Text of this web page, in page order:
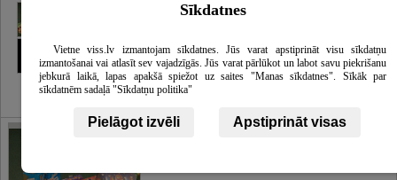
Sīkdatnes
Vietne viss.lv izmantojam sīkdatnes. Jūs varat apstiprināt visu sīkdatņu
izmantošanai vai atlasīt sev vajadzīgās. Jūs varat pārlūkot un labot savu piekrišanu
jebkurā laikā, lapas apakšā spiežot uz saites "Manas sīkdatnes". Sīkāk par
sīkdatnēm sadaļā "Sīkdatņu politika"
Pielāgot izvēli Apstiprināt visas